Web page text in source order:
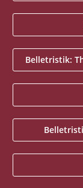
Belletristik: